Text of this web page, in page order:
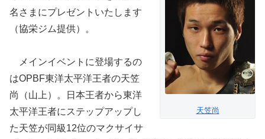
天笠尚
名さまにプレゼントいたします
（協栄ジム提供）。
メインイベントに登場するの
はOPBF東洋太平洋王者の天笠
尚（山上）。日本王者から東洋
太平洋王者にステップアップし
た天笠が同級12位のマクサイサ